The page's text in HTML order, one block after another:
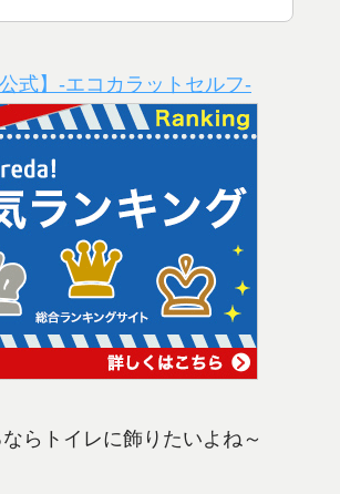
公式】-エコカラットセルフ-
らトイレに飾りたいよね～